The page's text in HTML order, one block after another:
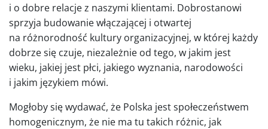
i o dobre relacje z naszymi klientami. Dobrostanowi
sprzyja budowanie włączającej i otwartej
na różnorodność kultury organizacyjnej, w której każdy
dobrze się czuje, niezależnie od tego, w jakim jest
wieku, jakiej jest płci, jakiego wyznania, narodowości
i jakim językiem mówi.
Mogłoby się wydawać, że Polska jest społeczeństwem
homogenicznym, że nie ma tu takich różnic, jak